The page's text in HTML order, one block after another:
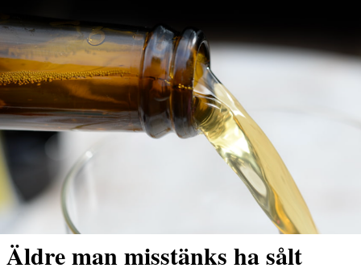
Äldre man misstänks ha sålt